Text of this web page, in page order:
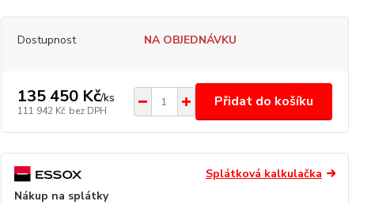
Dostupnost NA OBJEDNÁVKU
135 450 Kč/ks
111 942 Kč bez DPH
Přidat do košíku
Splátková kalkulačka
Nákup na splátky